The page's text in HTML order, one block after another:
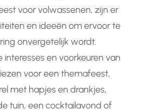
voor volwassenen, zijn er
en ideeën om ervoor te
onvergetelijk wordt.
interesses en voorkeuren van
voor een themafeest,
met hapjes en drankjes,
tuin, een cocktailavond of